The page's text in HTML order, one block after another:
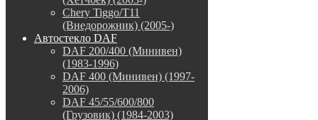
Chery Tiggo/T11
(Внедорожник) (2005-)
Автостекло DAF
DAF 200/400 (Минивен)
(1983-1996)
DAF 400 (Минивен) (1997-
2006)
DAF 45/55/600/800
(Грузовик) (1984-2003)